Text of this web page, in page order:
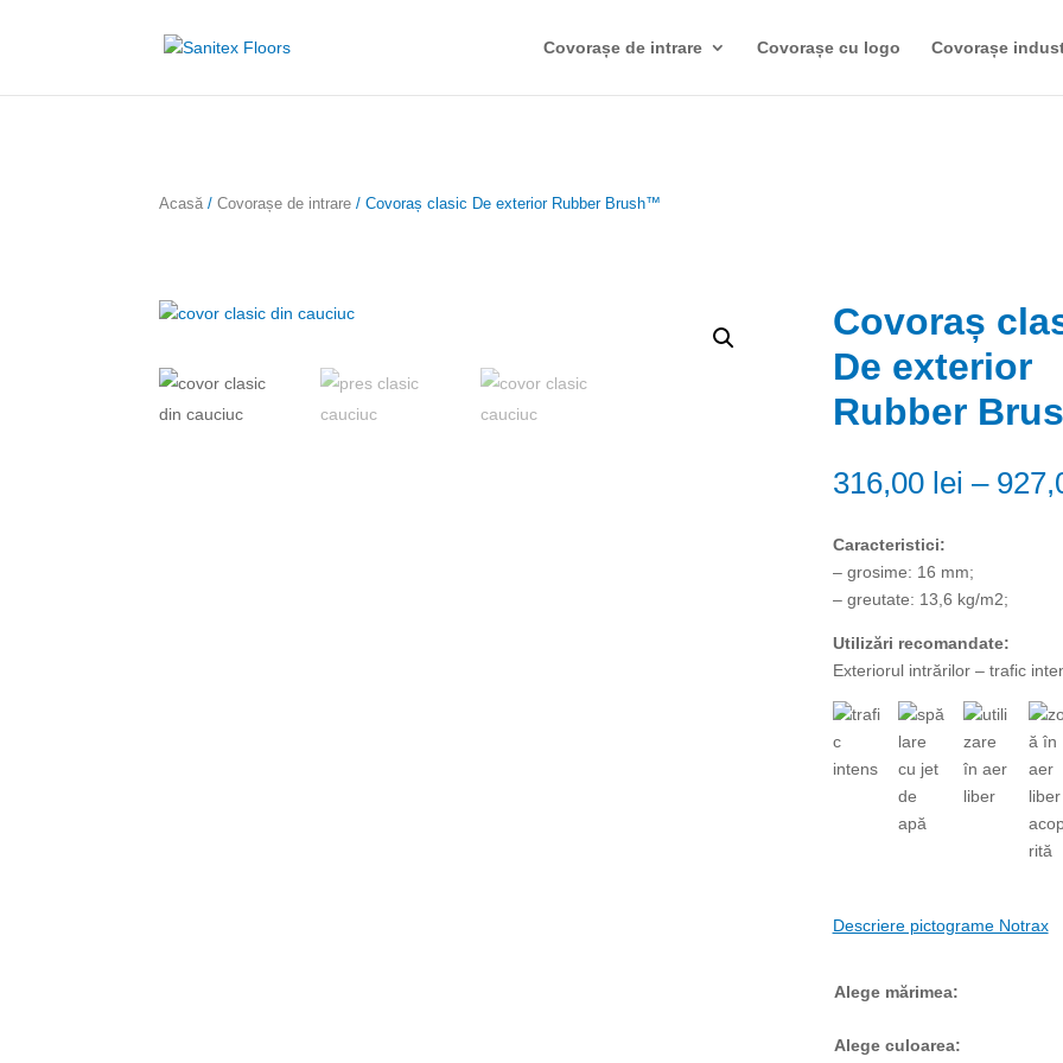
Covorașe de intrare Covorașe cu logo Covorașe
Acasă /Covorașe de intrare / Covoraș clasic De exterior Rubber Brush™
Covoraș
De exterior
Rubber
316,00 lei –
Caracteristici:
– grosime: 16 mm;
– greutate: 13,6 kg/m2;
Utilizări recomandate:
Exteriorul intrărilor – trafic
Descriere pictograme Notrax
Alege mărimea:
Alege culoarea: